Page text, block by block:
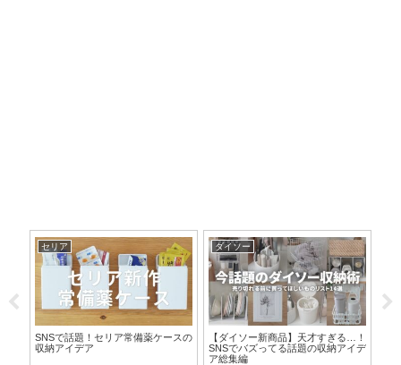
セリア
SNSで話題！セリア常備薬ケースの
収納アイデア
ダイソー
【ダイソー新商品】天才すぎる…！
SNSでバズってる話題の収納アイデ
ア総集編